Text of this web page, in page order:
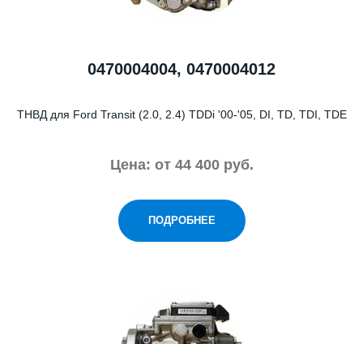
0470004004, 0470004012
ТНВД для Ford Transit (2.0, 2.4) TDDi '00-'05, DI, TD, TDI, TDE
Цена: от 44 400 руб.
ПОДРОБНЕЕ